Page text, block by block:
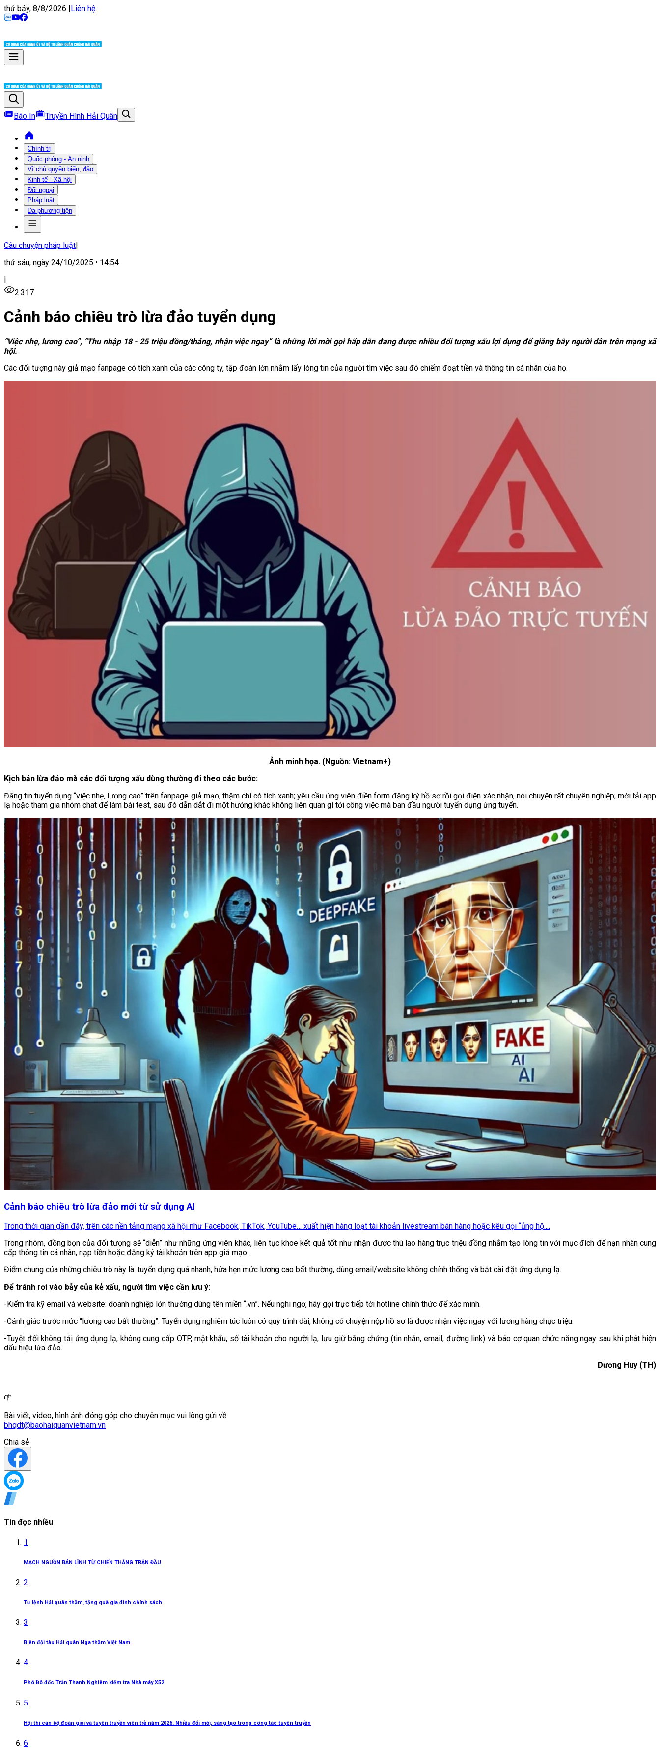
thứ bảy, 8/8/2026 |Liên hệ
Báo In Truyền Hình Hải Quân
Chính trị
Quốc phòng - An ninh
Vì chủ quyền biển, đảo
Kinh tế - Xã hội
Đối ngoại
Pháp luật
Đa phương tiện
Câu chuyện pháp luật|
thứ sáu, ngày 24/10/2025 • 14:54
|
2.317
Cảnh báo chiêu trò lừa đảo tuyển dụng
“Việc nhẹ, lương cao”, “Thu nhập 18 - 25 triệu đồng/tháng, nhận việc ngay” là những lời mời gọi hấp dẫn đang được nhiều đối tượng xấu lợi dụng để giăng bẫy người dân trên mạng xã
hội.
Các đối tượng này giả mạo fanpage có tích xanh của các công ty, tập đoàn lớn nhằm lấy lòng tin của người tìm việc sau đó chiếm đoạt tiền và thông tin cá nhân của họ.
Ảnh minh họa. (Nguồn: Vietnam+)
Kịch bản lừa đảo mà các đối tượng xấu dùng thường đi theo các bước:
Đăng tin tuyển dụng “việc nhẹ, lương cao” trên fanpage giả mạo, thậm chí có tích xanh; yêu cầu ứng viên điền form đăng ký hồ sơ rồi gọi điện xác nhận, nói chuyện rất chuyên nghiệp; mời tải app
lạ hoặc tham gia nhóm chat để làm bài test, sau đó dẫn dắt đi một hướng khác không liên quan gì tới công việc mà ban đầu người tuyển dụng ứng tuyển.
Cảnh báo chiêu trò lừa đảo mới từ sử dụng AI
Trong thời gian gần đây, trên các nền tảng mạng xã hội như Facebook, TikTok, YouTube… xuất hiện hàng loạt tài khoản livestream bán hàng hoặc kêu gọi “ủng hộ....
Trong nhóm, đồng bọn của đối tượng sẽ “diễn” như những ứng viên khác, liên tục khoe kết quả tốt như nhận được thù lao hàng trục triệu đồng nhằm tạo lòng tin với mục đích để nạn nhân cung
cấp thông tin cá nhân, nạp tiền hoặc đăng ký tài khoản trên app giả mạo.
Điểm chung của những chiêu trò này là: tuyển dụng quá nhanh, hứa hẹn mức lương cao bất thường, dùng email/website không chính thống và bắt cài đặt ứng dụng lạ.
Để tránh rơi vào bẫy của kẻ xấu, người tìm việc cần lưu ý:
-Kiểm tra kỹ email và website: doanh nghiệp lớn thường dùng tên miền “.vn”. Nếu nghi ngờ, hãy gọi trực tiếp tới hotline chính thức để xác minh.
-Cảnh giác trước mức “lương cao bất thường”. Tuyển dụng nghiêm túc luôn có quy trình dài, không có chuyện nộp hồ sơ là được nhận việc ngay với lương hàng chục triệu.
-Tuyệt đối không tải ứng dụng lạ, không cung cấp OTP, mật khẩu, số tài khoản cho người lạ; lưu giữ bằng chứng (tin nhắn, email, đường link) và báo cơ quan chức năng ngay sau khi phát hiện
dấu hiệu lừa đảo.
Dương Huy (TH)
Bài viết, video, hình ảnh đóng góp cho chuyên mục vui lòng gửi về
bhqdt@baohaiquanvietnam.vn
Chia sẻ
Tin đọc nhiều
1
MẠCH NGUỒN BẢN LĨNH TỪ CHIẾN THẮNG TRẬN ĐẦU
2
Tư lệnh Hải quân thăm, tặng quà gia đình chính sách
3
Biên đội tàu Hải quân Nga thăm Việt Nam
4
Phó Đô đốc Trần Thanh Nghiêm kiểm tra Nhà máy X52
5
Hội thi cán bộ đoàn giỏi và tuyên truyền viên trẻ năm 2026: Nhiều đổi mới, sáng tạo trong công tác tuyên truyền
6